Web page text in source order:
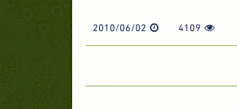
4109
2010/06/02